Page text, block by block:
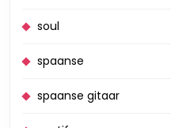
soul
spaanse
spaanse gitaar